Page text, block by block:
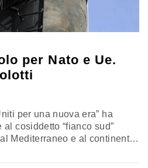
per Nato e Ue.
per una nuova era” ha
cosiddetto “fianco sud”
Mediterraneo e al continente